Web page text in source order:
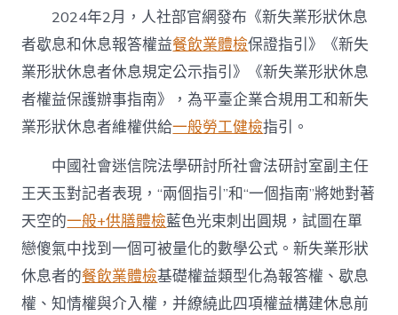
2024年2月，人社部官網發布《新失業形狀休息
者歇息和休息報答權益餐飲業體檢保證指引》《新失
業形狀休息者休息規定公示指引》《新失業形狀休息
者權益保護辦事指南》，為平臺企業合規用工和新失
業形狀休息者維權供給一般勞工健檢指引。
中國社會迷信院法學研討所社會法研討室副主任
王天玉對記者表現，“兩個指引”和“一個指南”將她對著
天空的一般+供膳體檢藍色光束刺出圓規，試圖在單
戀傻氣中找到一個可被量化的數學公式。新失業形狀
休息者的餐飲業體檢基礎權益類型化為報答權、歇息
權、知情權與介入權，并繚繞此四項權益構建休息前